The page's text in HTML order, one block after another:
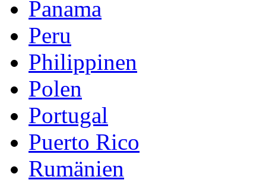
Panama
Peru
Philippinen
Polen
Portugal
Puerto Rico
Rumänien